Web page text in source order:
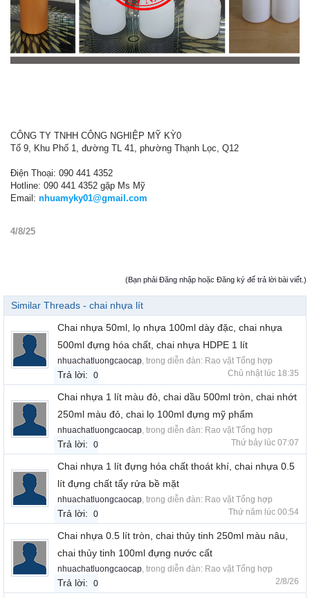
CÔNG TY TNHH CÔNG NGHIỆP MỸ KỲ0
Tổ 9, Khu Phố 1, đường TL 41, phường Thạnh Lọc, Q12
Điện Thoại: 090 441 4352
Hotline: 090 441 4352 gặp Ms Mỹ
Email: nhuamyky01@gmail.com
4/8/25
(Bạn phải Đăng nhập hoặc Đăng ký để trả lời bài viết.)
Similar Threads - chai nhựa lít
Chai nhựa 50ml, lọ nhựa 100ml dày đặc, chai nhựa
500ml đựng hóa chất, chai nhựa HDPE 1 lít
nhuachatluongcaocap , trong diễn đàn: Rao vặt Tổng hợp
Trả lời: 0 Chủ nhật lúc 18:35
Chai nhựa 1 lít màu đỏ, chai dầu 500ml tròn, chai nhớt
250ml màu đỏ, chai lọ 100ml đựng mỹ phẩm
nhuachatluongcaocap , trong diễn đàn: Rao vặt Tổng hợp
Trả lời: 0 Thứ bảy lúc 07:07
Chai nhựa 1 lít đựng hóa chất thoát khí, chai nhựa 0.5
lít đựng chất tẩy rửa bề mặt
nhuachatluongcaocap , trong diễn đàn: Rao vặt Tổng hợp
Trả lời: 0 Thứ năm lúc 00:54
Chai nhựa 0.5 lít tròn, chai thủy tinh 250ml màu nâu,
chai thủy tinh 100ml đựng nước cất
nhuachatluongcaocap , trong diễn đàn: Rao vặt Tổng hợp
Trả lời: 0 2/8/26